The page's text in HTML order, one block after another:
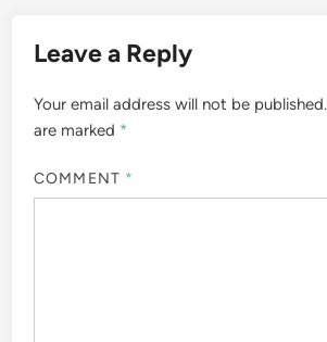
Leave a Reply
Your email address will not be published.
are marked *
COMMENT *